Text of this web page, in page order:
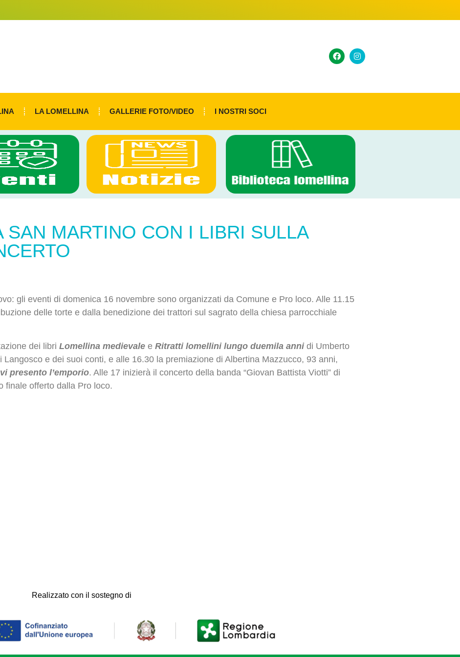
LA LOMELLINA GALLERIE FOTO/VIDEO I NOSTRI SOCI
SAN MARTINO CON I LIBRI SULLA
gli eventi di domenica 16 novembre sono organizzati da Comune e Pro loco. Alle 11.15
delle torte e dalla benedizione dei trattori sul sagrato della chiesa parrocchiale
dei libri Lomellina medievale e Ritratti lomellini lungo duemila annidi Umberto
Langosco e dei suoi conti, e alle 16.30 la premiazione di Albertina Mazzucco, 93 anni,
presento l’emporio. Alle 17 inizierà il concerto della banda “Giovan Battista Viotti” di
finale offerto dalla Pro loco.
Realizzato con il sostegno di